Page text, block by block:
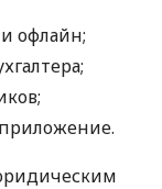
офлайн;